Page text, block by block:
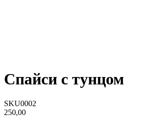
Спайси с тунцом
SKU0002
250,00